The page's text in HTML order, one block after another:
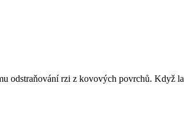
odstraňování rzi z kovových povrchů. Když